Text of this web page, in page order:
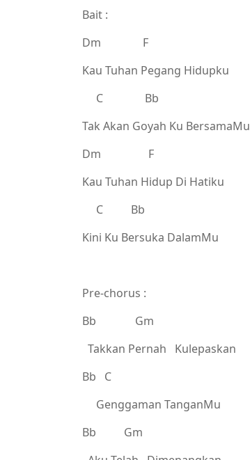
Bait :
Dm F
Kau Tuhan Pegang Hidupku
C Bb
Tak Akan Goyah Ku BersamaMu
Dm F
Kau Tuhan Hidup Di Hatiku
C Bb
Kini Ku Bersuka DalamMu
Pre-chorus :
Bb Gm
Takkan Pernah Kulepaskan
Bb C
Genggaman TanganMu
Bb Gm